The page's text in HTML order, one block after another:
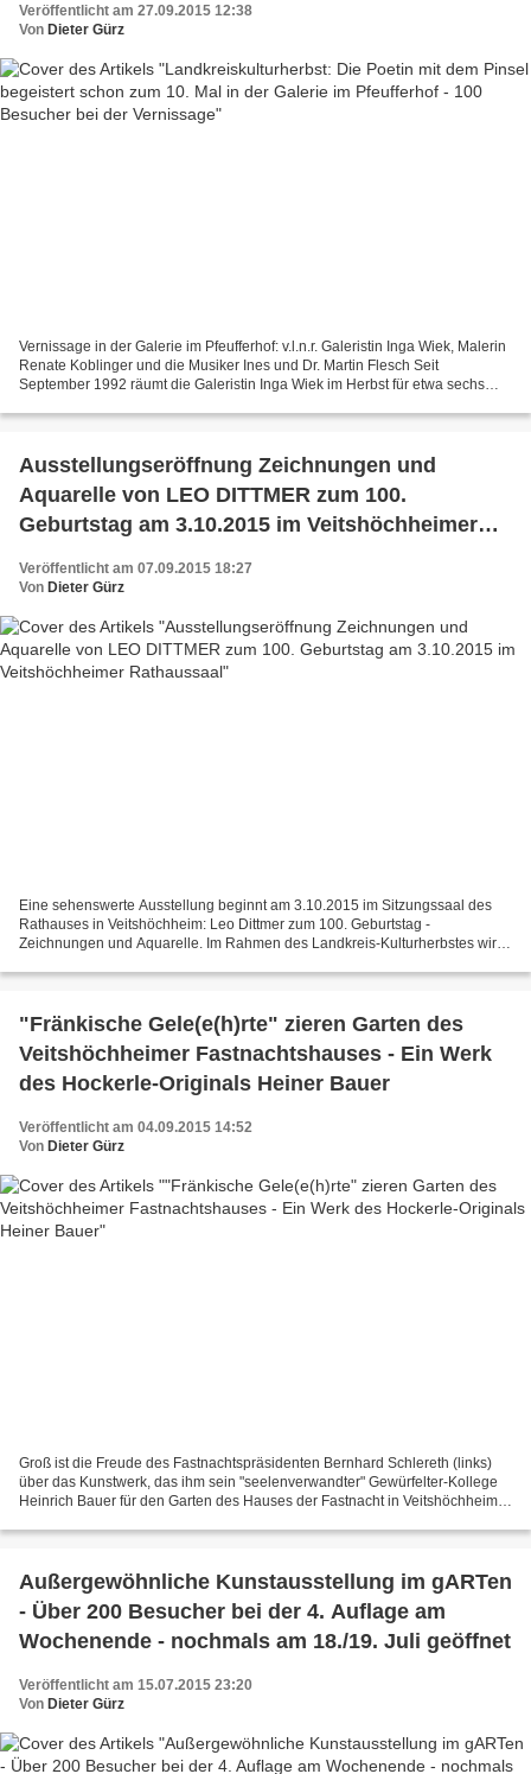
Veröffentlicht am 27.09.2015 12:38
Von Dieter Gürz
Vernissage in der Galerie im Pfeufferhof: v.l.n.r. Galeristin Inga Wiek, Malerin
Renate Koblinger und die Musiker Ines und Dr. Martin Flesch Seit
September 1992 räumt die Galeristin Inga Wiek im Herbst für etwa sechs
Ausstellungseröffnung Zeichnungen und
Aquarelle von LEO DITTMER zum 100.
Geburtstag am 3.10.2015 im Veitshöchheimer
Veröffentlicht am 07.09.2015 18:27
Von Dieter Gürz
Eine sehenswerte Ausstellung beginnt am 3.10.2015 im Sitzungssaal des
Rathauses in Veitshöchheim: Leo Dittmer zum 100. Geburtstag -
Zeichnungen und Aquarelle. Im Rahmen des Landkreis-Kulturherbstes wird
"Fränkische Gele(e(h)rte" zieren Garten des
Veitshöchheimer Fastnachtshauses - Ein Werk
des Hockerle-Originals Heiner Bauer
Veröffentlicht am 04.09.2015 14:52
Von Dieter Gürz
Groß ist die Freude des Fastnachtspräsidenten Bernhard Schlereth (links)
über das Kunstwerk, das ihm sein "seelenverwandter" Gewürfelter-Kollege
Heinrich Bauer für den Garten des Hauses der Fastnacht in Veitshöchheim
Außergewöhnliche Kunstausstellung im gARTen
- Über 200 Besucher bei der 4. Auflage am
Wochenende - nochmals am 18./19. Juli geöffnet
Veröffentlicht am 15.07.2015 23:20
Von Dieter Gürz